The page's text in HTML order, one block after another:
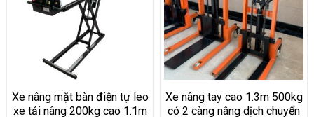
Xe nâng mặt bàn điện tự leo
xe tải nâng 200kg cao 1.1m
Xe nâng tay cao 1.3m 500kg
có 2 càng nâng dịch chuyển